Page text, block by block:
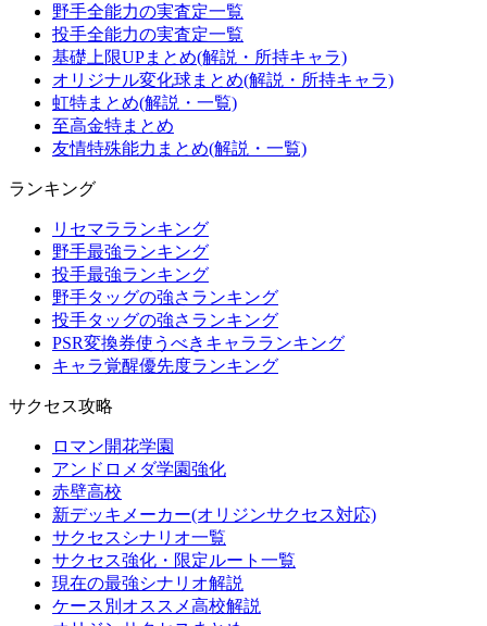
野手全能力の実査定一覧
投手全能力の実査定一覧
基礎上限UPまとめ(解説・所持キャラ)
オリジナル変化球まとめ(解説・所持キャラ)
虹特まとめ(解説・一覧)
至高金特まとめ
友情特殊能力まとめ(解説・一覧)
ランキング
リセマラランキング
野手最強ランキング
投手最強ランキング
野手タッグの強さランキング
投手タッグの強さランキング
PSR変換券使うべきキャラランキング
キャラ覚醒優先度ランキング
サクセス攻略
ロマン開花学園
アンドロメダ学園強化
赤壁高校
新デッキメーカー(オリジンサクセス対応)
サクセスシナリオ一覧
サクセス強化・限定ルート一覧
現在の最強シナリオ解説
ケース別オススメ高校解説